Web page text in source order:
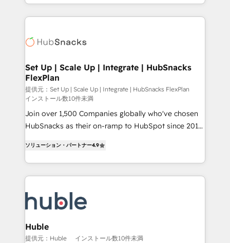
HubSpot COS Performance Award 🏆2014 HubSpot
COS Design Award 🏆2013 HubSpot Marketplace
Partner 📆Founded in 1997
digital marketing; we do it all (and with great
results)! In short, our services include: - HubSpot
HubSpot development: websites, custom modules,
marketing, advertising, campaigns, content and
design We connect people, data and technology to
improve customer experiences. With our bright
people, exciting ideas and can-do mentality, we
ensure revenue growth on a daily basis. So tell us
your challenge; our passionate and growth driven
Set Up | Scale Up | Integrate | HubSnacks
FlexPlan
提供元：Set Up | Scale Up | Integrate | HubSnacks FlexPlan
インストール数10件未満
Join over 1,500 Companies globally who've chosen
HubSnacks as their on-ramp to HubSpot since 2014
1️⃣ Set Up | Onboarding New or Check-fixing existing
HubSpot portals 2️⃣ Scale Up | 100% HubSpot Task
Execution... Global 24/7 ... All Experts 3️⃣ Integrate |
Slash months from your API Integration project... ⬅️
Click "Contact Business" ⬅️ to access 150+ Kickstart
Integration templates that put HubSpot in the center
of your tech stack, syncing... 🛍️ Shopify or
ソリューション・パートナー4.9
Huble
提供元：Huble インストール数10件未満